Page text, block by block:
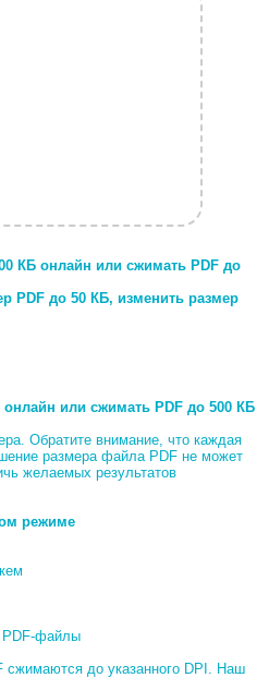
КБ онлайн или сжимать PDF до
PDF до 50 КБ, изменить размер
или сжимать PDF до 500 КБ
Обратите внимание, что каждая
размера файла PDF не может
желаемых результатов
режиме
PDF-файлы
сжимаются до указанного DPI. Наш